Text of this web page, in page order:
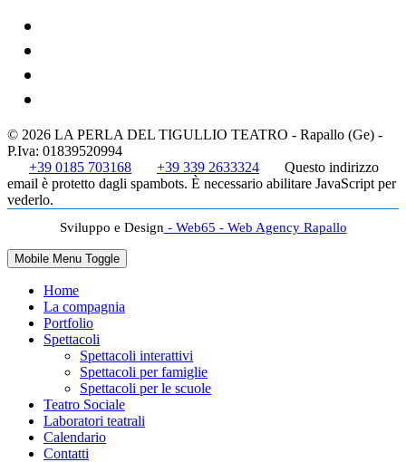
© 2026 LA PERLA DEL TIGULLIO TEATRO - Rapallo (Ge) -
P.Iva: 01839520994
+39 0185 703168
+39 339 2633324
Questo indirizzo
email è protetto dagli spambots. È necessario abilitare JavaScript per
vederlo.
Sviluppo e Design - Web65 - Web Agency Rapallo
Mobile Menu Toggle
Home
La compagnia
Portfolio
Spettacoli
Spettacoli interattivi
Spettacoli per famiglie
Spettacoli per le scuole
Teatro Sociale
Laboratori teatrali
Calendario
Contatti